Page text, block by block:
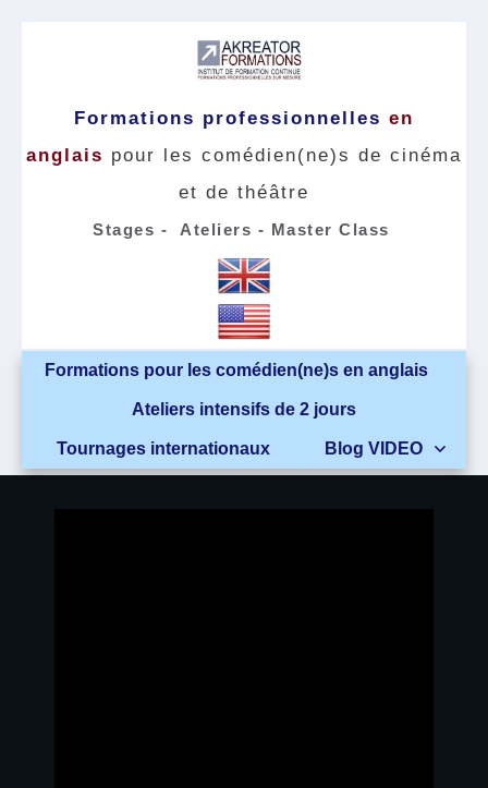
Formations professionnelles en
anglais pour les comédien(ne)s de cinéma
et de théâtre
Stages - Ateliers - Master Class
Formations pour les comédien(ne)s en anglais
Ateliers intensifs de 2 jours
Tournages internationaux Blog VIDEO